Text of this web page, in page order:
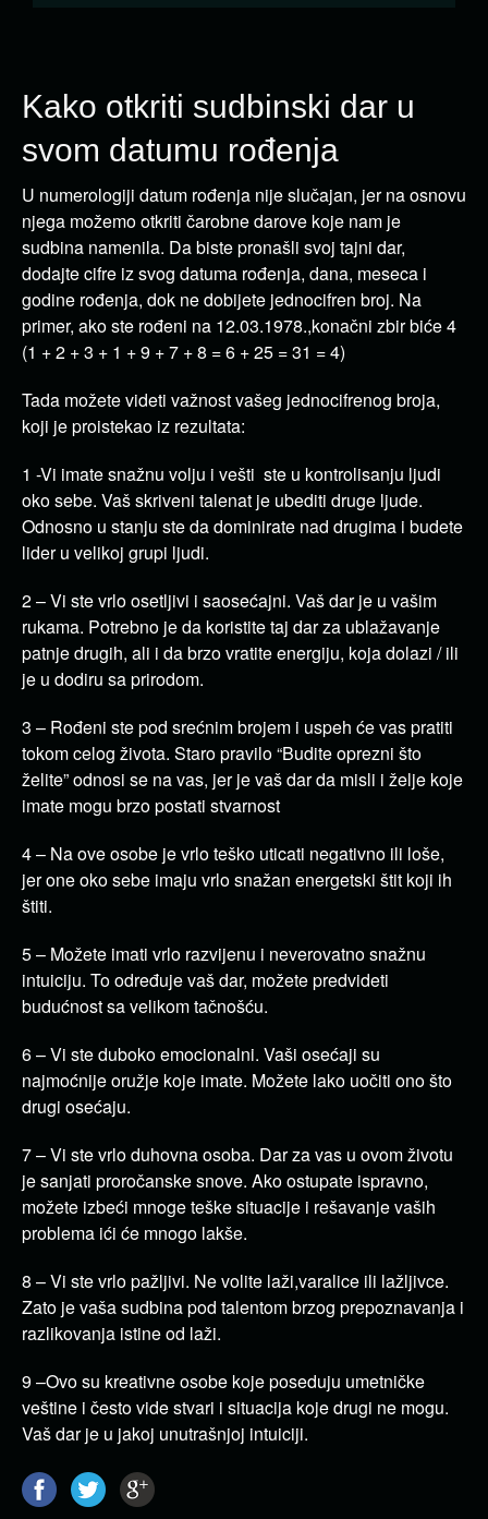
Kako otkriti sudbinski dar u
svom datumu rođenja
U numerologiji datum rođenja nije slučajan, jer na osnovu
njega možemo otkriti čarobne darove koje nam je
sudbina namenila. Da biste pronašli svoj tajni dar,
dodajte cifre iz svog datuma rođenja, dana, meseca i
godine rođenja, dok ne dobijete jednocifren broj. Na
primer, ako ste rođeni na 12.03.1978.,konačni zbir biće 4
(1 + 2 + 3 + 1 + 9 + 7 + 8 = 6 + 25 = 31 = 4)
Tada možete videti važnost vašeg jednocifrenog broja,
koji je proistekao iz rezultata:
1 -Vi imate snažnu volju i vešti ste u kontrolisanju ljudi
oko sebe. Vaš skriveni talenat je ubediti druge ljude.
Odnosno u stanju ste da dominirate nad drugima i budete
lider u velikoj grupi ljudi.
2 – Vi ste vrlo osetljivi i saosećajni. Vaš dar je u vašim
rukama. Potrebno je da koristite taj dar za ublažavanje
patnje drugih, ali i da brzo vratite energiju, koja dolazi / ili
je u dodiru sa prirodom.
3 – Rođeni ste pod srećnim brojem i uspeh će vas pratiti
tokom celog života. Staro pravilo “Budite oprezni što
želite” odnosi se na vas, jer je vaš dar da misli i želje koje
imate mogu brzo postati stvarnost
4 – Na ove osobe je vrlo teško uticati negativno ili loše,
jer one oko sebe imaju vrlo snažan energetski štit koji ih
štiti.
5 – Možete imati vrlo razvijenu i neverovatno snažnu
intuiciju. To određuje vaš dar, možete predvideti
budućnost sa velikom tačnošću.
6 – Vi ste duboko emocionalni. Vaši osećaji su
najmoćnije oružje koje imate. Možete lako uočiti ono što
drugi osećaju.
7 – Vi ste vrlo duhovna osoba. Dar za vas u ovom životu
je sanjati proročanske snove. Ako ostupate ispravno,
možete izbeći mnoge teške situacije i rešavanje vaših
problema ići će mnogo lakše.
8 – Vi ste vrlo pažljivi. Ne volite laži,varalice ili lažljivce.
Zato je vaša sudbina pod talentom brzog prepoznavanja i
razlikovanja istine od laži.
9 –Ovo su kreativne osobe koje poseduju umetničke
veštine i često vide stvari i situacija koje drugi ne mogu.
Vaš dar je u jakoj unutrašnjoj intuiciji.